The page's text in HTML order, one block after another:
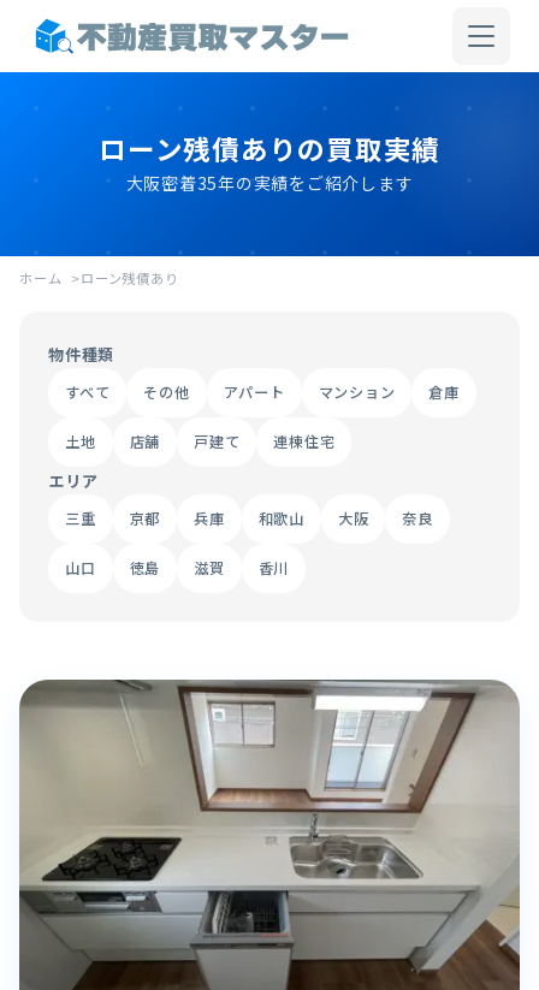
ローン残債ありの買取実績
大阪密着35年の実績をご紹介します
ホーム ローン残債あり
物件種類
すべて その他 アパート マンション 倉庫
土地 店舗 戸建て 連棟住宅
エリア
三重 京都 兵庫 和歌山 大阪 奈良
山口 徳島 滋賀 香川